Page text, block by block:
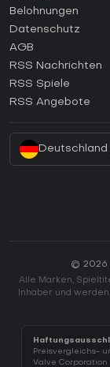
Wie aktiviert man
Wie aktiviert man
Wie aktiviert man
Wie aktiviert man
Belohnungen
Datenschutz
AGB
RSS Nachrichten
RSS Spiele
RSS Angebote
Deutschland
© 2026
Alle Marken,
Inhaber und
Preisvergleichs-
Valve